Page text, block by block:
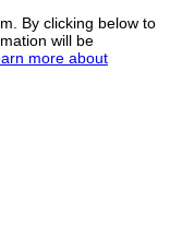
By clicking below to
will be
more about